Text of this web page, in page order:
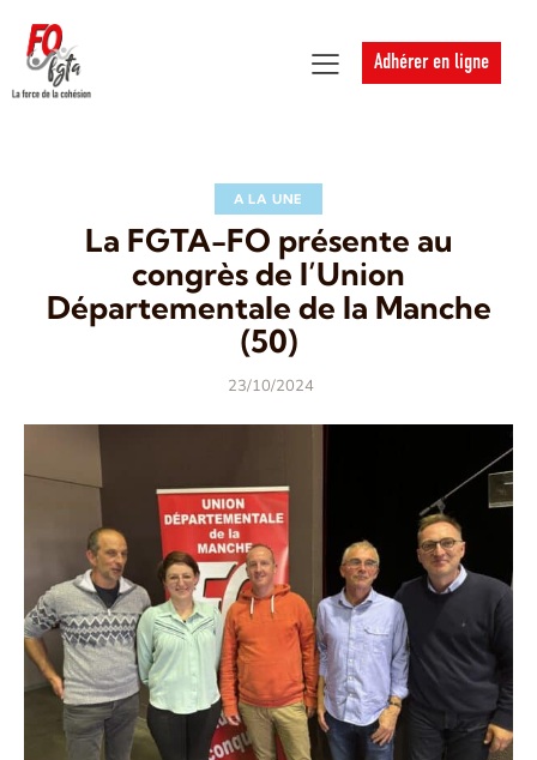
Adhérer en ligne
A LA UNE
La FGTA-FO présente au
congrès de l’Union
Départementale de la Manche
(50)
23/10/2024